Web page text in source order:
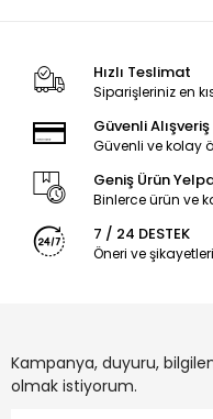
Hızlı Teslimat
Siparişleriniz en
Güvenli Alışveriş
Güvenli ve kolay
Geniş Ürün
Binlerce ürün ve
7 / 24 DESTEK
Öneri ve
Kampanya, duyuru,
olmak istiyorum.